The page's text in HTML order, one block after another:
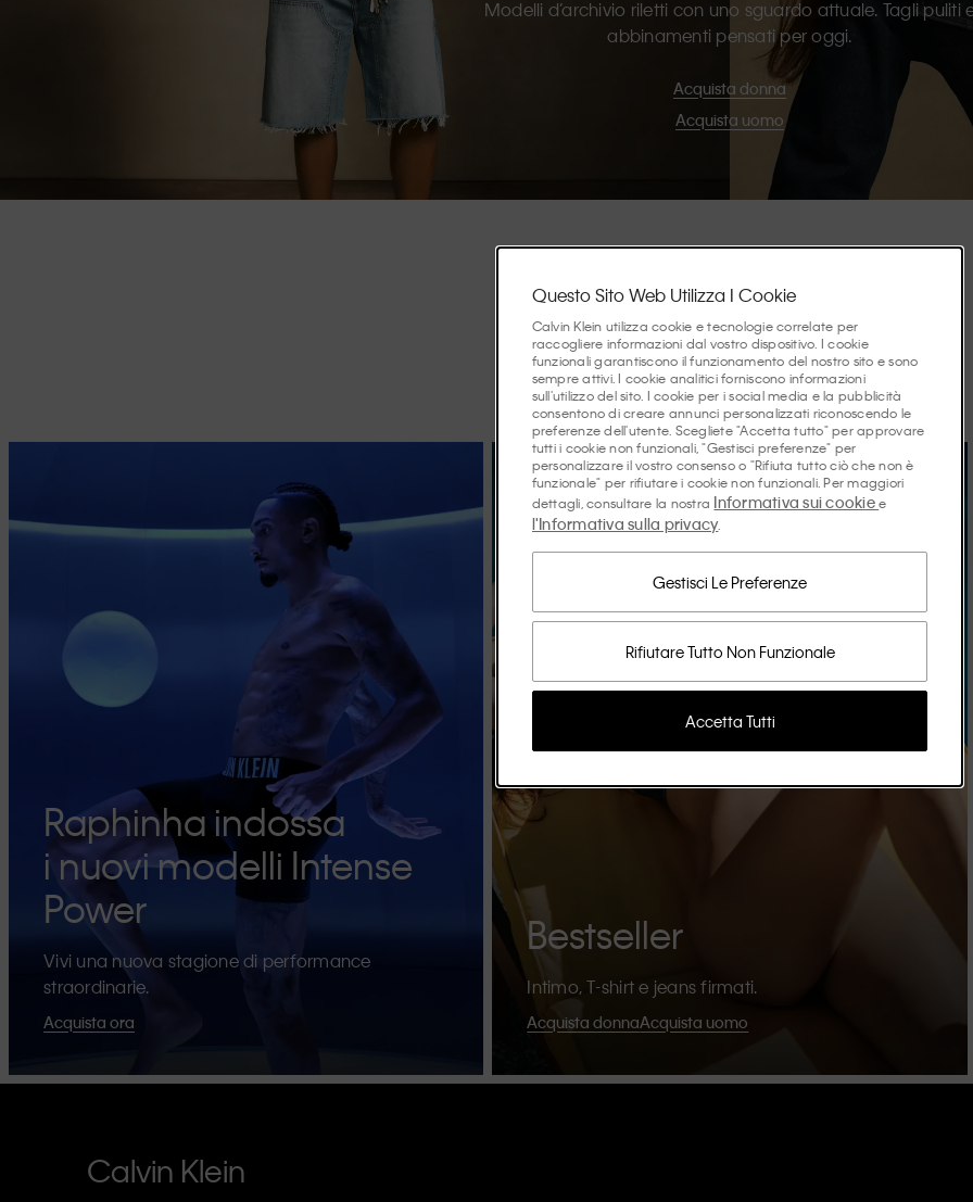
Modelli d’archivio riletti con uno sguardo attuale. Tagli puliti
abbinamenti pensati per oggi.
Acquista donna
Acquista uomo
In Evidenza
Scopri le storie di questa stagione.
Raphinha indossa
i nuovi modelli Intense
Power
Vivi una nuova stagione di performance
straordinarie.
Acquista ora
Bestseller
Intimo, T-shirt e jeans firmati.
Acquista donnaAcquista uomo
Calvin Klein
Questo Sito Web Utilizza I Cookie
Calvin Klein utilizza cookie e tecnologie correlate per
raccogliere informazioni dal vostro dispositivo. I cookie
funzionali garantiscono il funzionamento del nostro sito e sono
sempre attivi. I cookie analitici forniscono informazioni
sull'utilizzo del sito. I cookie per i social media e la pubblicità
consentono di creare annunci personalizzati riconoscendo le
preferenze dell'utente. Scegliete "Accetta tutto" per approvare
tutti i cookie non funzionali, "Gestisci preferenze" per
personalizzare il vostro consenso o "Rifiuta tutto ciò che non è
funzionale" per rifiutare i cookie non funzionali. Per maggiori
dettagli, consultare la nostra Informativa sui cookiee
l'Informativa sulla privacy.
Rifiutare Tutto Non Funzionale
Gestisci Le Preferenze
Accetta Tutti